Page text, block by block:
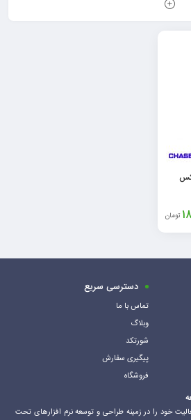
تومان
دسترسی سریع
تماس با ما
وبلاگ
شورتکد
پیگیری سفارش
فروشگاه
ماهدیس وب از سال 1390 فعالیت خود را در زمینه طراحی و توسعه نرم افزارهای تحت